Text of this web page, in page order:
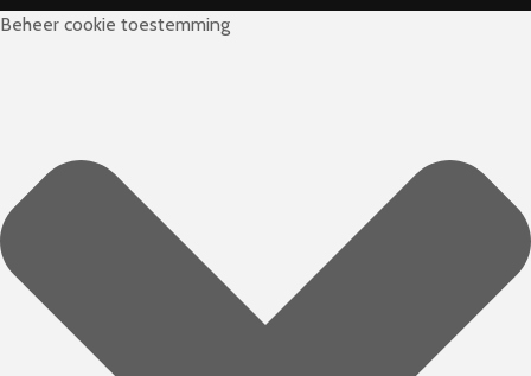
Beheer cookie toestemming